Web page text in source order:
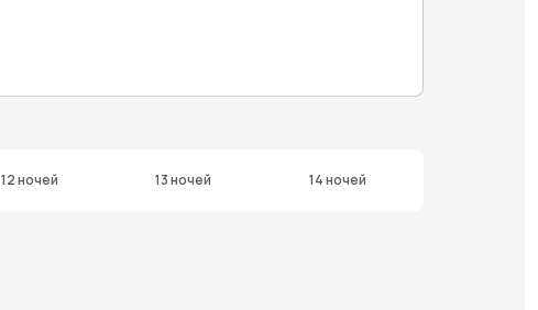
12 ночей 13 ночей 14 ночей